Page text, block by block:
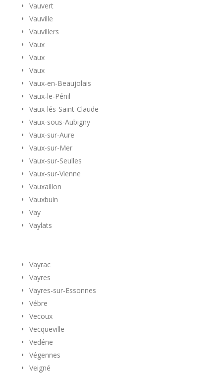
Vauvert
Vauville
Vauvillers
Vaux
Vaux
Vaux
Vaux-en-Beaujolais
Vaux-le-Pénil
Vaux-lés-Saint-Claude
Vaux-sous-Aubigny
Vaux-sur-Aure
Vaux-sur-Mer
Vaux-sur-Seulles
Vaux-sur-Vienne
Vauxaillon
Vauxbuin
Vay
Vaylats
Vayrac
Vayres
Vayres-sur-Essonnes
Vébre
Vecoux
Vecqueville
Vedéne
Végennes
Veigné